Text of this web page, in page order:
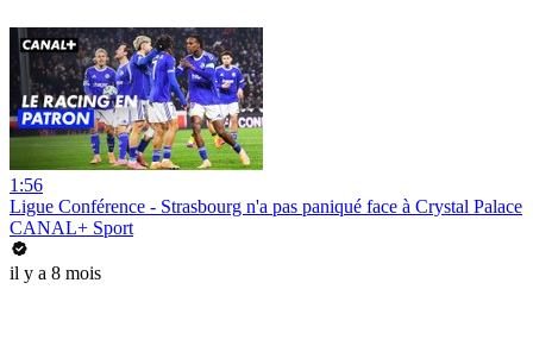
1:56
Ligue Conférence - Strasbourg n'a pas paniqué face à Crystal Palace
CANAL+ Sport
il y a 8 mois